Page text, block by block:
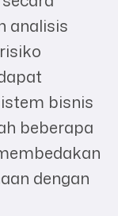
analisis
bisnis
beberapa
dengan